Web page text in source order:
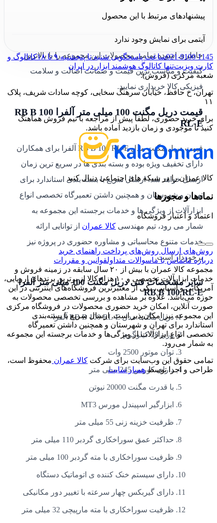
کالا عمران به روز و در دسترس می باشد، شما می توانید با
خاطری آسوده تمامی محصولات این مجموعه را با بالاترین
کیفیت و مناسب ترین قیمت و ضمانت اصالت و سلامت
فیزیکی کالا خریداری نمایید.
قیمت دریل مگنت 100 میلی متر آلفرا RB B 100
RL-E
قیمت دریل مگنت مدل RB B 100 RL-E آلفرا برای همکاران
دارای تخفیف ویژه بوده و بسته بندی ها در سریع ترین زمان
ارسال خواهد شد، ارسال سریع با بسته بندی استاندارد برای
تهران و شهرستان و همچنین داشتن تعمیرگاه تخصصی انواع
ابزارآلات از ویژگی ها و خدمات برجسته این مجموعه به
شمار می رود، تیم مهندسی کالا عمران از توانایی ارائه
خدمات متنوع محاسباتی و مشاوره حضوری در پروژه نیز
برخوردار است.
سایر مشخصات فنی دریل مگنت 100 میلی متر آلفرا
RB B 100 RL-E
دریل مگنت مدل RB B 100 RL-E آلفرا
وزن 28 کیلوگرم
توان موتور 2500 وات
دارای کورس 245 میلی متر
با قدرت مگنت 20000 نیوتن
ابزارگیر اسپیندل مورس MT3
ظرفیت خزینه زنی 55 میلی متر
حداکثر عمق سوراخکاری گردبر 110 میلی متر
ظرفیت سوراخکاری با مته گردبر 100 میلی متر
دارای سیستم خنک کننده ی اتوماتیک دستگاه
دارای گیربکس چهار سرعته با تغییر دور مکانیکی
ظرفیت سوراخکاری با مته مارپیچی 32 میلی متر
پیشنهادهای مرتبط با این محصول
آیتمی برای نمایش وجود ندارد
021-9100 1145ساعت پاسخگویی شنبه تا پنجشنبه ۹ تا ۱۸
کاتالوگ و
کارت ویزیتتنها کاتالوگ هوشمند ابزار در ایران
شعبه مرکزی (فروش):
تهران، خ حافظ، خیابان سرهنگ سخایی، کوچه سادات شریف، پلاک
۱۱
برای خرید حضوری، لطفاً پیش از مراجعه با تیم فروش هماهنگ
کنید تا موجودی و زمان بازدید آماده باشد.
کالا عمران را در شبکه های اجتماعی دنبال کنید
نمادها و مجوزها
اعتماد و اعتبار فروشگاه
روش‌های ارسال روش‌های پرداخت راهنمای خرید
درباره ماتماس با ماسوالات متداولقوانین و مقررات
مجموعه کالا عمران با بیش از ۲۰ سال سابقه در زمینه فروش و
خدمات ابزارآلات تخصصی و ۱۰ هزار کالا از برترین برندهای اروپایی،
آمریکایی و آسیایی، یکی از معتبرترین فروشگاه‌های اینترنتی در این
حوزه می‌باشد. علاوه بر مشاهده و بررسی تخصصی محصولات به
صورت آنلاین، امکان خرید حضوری محصولات در فروشگاه مرکزی
این مجموعه نیز امکان‌پذیر است. ارسال سریع با بسته‌بندی
استاندارد برای تهران و شهرستان و همچنین داشتن تعمیرگاه
تخصصی انواع ابزارآلات از ویژگی‌ها و خدمات برجسته این مجموعه
به شمار می‌رود.
تمامی حقوق این وب‌سایت برای شرکت کالا عمران محفوظ است،
طراحی و اجرا توسطهمیار سایت